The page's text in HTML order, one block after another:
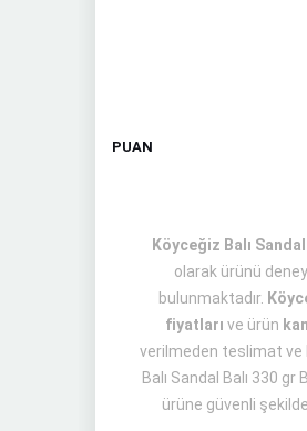
PUAN
Köyceğiz Balı
olarak ürünü
bulunmaktadır.
fiyatları ve ürün
verilmeden teslimat ve
Balı Sandal Balı 330
ürüne güvenli